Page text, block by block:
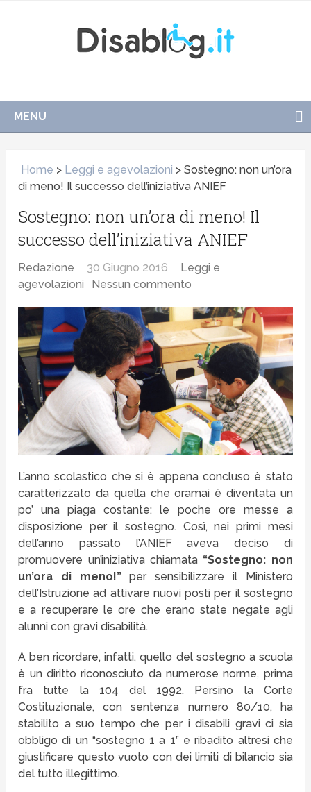
MENU
Home > Leggi e agevolazioni >Sostegno: non un’ora
di meno! Il successo dell’iniziativa ANIEF
Sostegno: non un’ora di meno! Il
successo dell’iniziativa ANIEF
Redazione 30 Giugno 2016
Leggi e
agevolazioni
Nessun commento
L’anno scolastico che si è appena concluso è stato
caratterizzato da quella che oramai è diventata un
po’ una piaga costante: le poche ore messe a
disposizione per il sostegno. Così, nei primi mesi
dell’anno passato l’ANIEF aveva deciso di
promuovere un’iniziativa chiamata “Sostegno: non
un’ora di meno!”per sensibilizzare il Ministero
dell’Istruzione ad attivare nuovi posti per il sostegno
e a recuperare le ore che erano state negate agli
alunni con gravi disabilità.
A ben ricordare, infatti, quello del sostegno a scuola
è un diritto riconosciuto da numerose norme, prima
fra tutte la 104 del 1992. Persino la Corte
Costituzionale, con sentenza numero 80/10, ha
stabilito a suo tempo che per i disabili gravi ci sia
obbligo di un “sostegno 1 a 1” e ribadito altresì che
giustificare questo vuoto con dei limiti di bilancio sia
del tutto illegittimo.